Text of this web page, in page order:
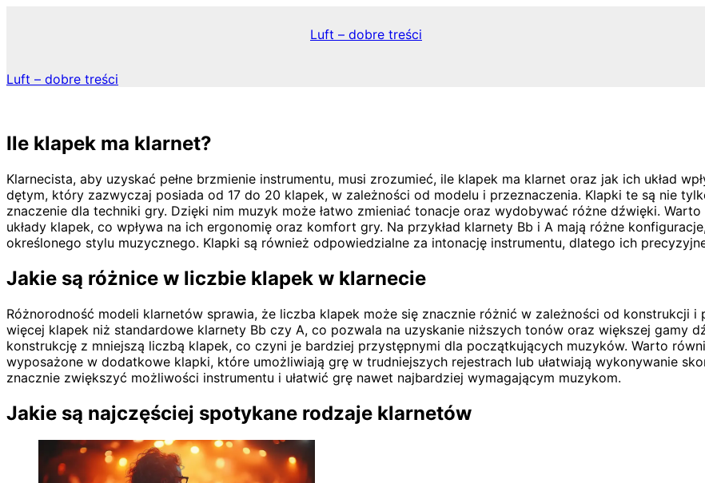
Luft – dobre treści
Luft – dobre treści
Ile klapek ma klarnet?
Klarnecista, aby uzyskać pełne brzmienie instrumentu, musi zrozumieć, ile klapek ma klarnet oraz jak ich układ
dętym, który zazwyczaj posiada od 17 do 20 klapek, w zależności od modelu i przeznaczenia. Klapki te są nie
znaczenie dla techniki gry. Dzięki nim muzyk może łatwo zmieniać tonacje oraz wydobywać różne dźwięki.
układy klapek, co wpływa na ich ergonomię oraz komfort gry. Na przykład klarnety Bb i A mają różne
określonego stylu muzycznego. Klapki są również odpowiedzialne za intonację instrumentu, dlatego ich
Jakie są różnice w liczbie klapek w klarnecie
Różnorodność modeli klarnetów sprawia, że liczba klapek może się znacznie różnić w zależności od konstrukcji i
więcej klapek niż standardowe klarnety Bb czy A, co pozwala na uzyskanie niższych tonów oraz większej gamy
konstrukcję z mniejszą liczbą klapek, co czyni je bardziej przystępnymi dla początkujących muzyków. Warto
wyposażone w dodatkowe klapki, które umożliwiają grę w trudniejszych rejestrach lub ułatwiają wykonywanie
znacznie zwiększyć możliwości instrumentu i ułatwić grę nawet najbardziej wymagającym muzykom.
Jakie są najczęściej spotykane rodzaje klarnetów